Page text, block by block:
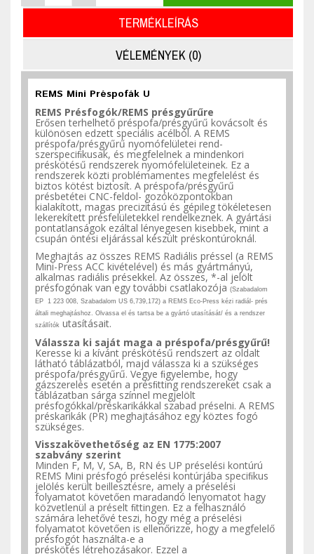
TERMÉKLEÍRÁS
VÉLEMÉNYEK (0)
REMS Mini Préspofák U
REMS Présfogók/REMS présgyűrűre
Erősen terhelhető préspofa/présgyűrű kovácsolt és
különösen edzett speciális acélból. A REMS
préspofa/présgyűrű nyomófelületei rend-
szerspeciﬁkusak, és megfelelnek a mindenkori
préskötésű rendszerek nyomófelületeinek. Ez a
rendszerek közti problémamentes megfelelést és
biztos kötést biztosít. A préspofa/présgyűrű
présbetétei CNC-feldol- gozóközpontokban
kialakított, magas precizitású és gépileg tökéletesen
lekerekített présfelületekkel rendelkeznek. A gyártási
pontatlanságok ezáltal lényegesen kisebbek, mint a
csupán öntési eljárással készült préskontúroknál.
Meghajtás az összes REMS Radiális préssel (a REMS
Mini-Press ACC kivételével) és más gyártmányú,
alkalmas radiális présekkel. Az összes, *-al jelölt
présfogónak van egy további csatlakozója (Szabadalom
EP 1 223 008, Szabadalom US 6,739,172) a REMS Eco-Press kézi radiál- prés
általi meghajtáshoz. Olvassa el és tartsa be a gyártó utasítását/ és a rendszer
szállítók utasításait.
Válassza ki saját maga a préspofa/présgyűrű!
Keresse ki a kívánt préskötésű rendszert az oldalt
láthatótáblázatból, majd válassza ki a szükséges
préspofa/présgyűrű. Vegye ﬁgyelembe, hogy
gázszerelés esetén a présﬁtting rendszereket csak a
táblázatban sárga színnel megjelölt
présfogókkal/préskarikákkal szabad préselni. A REMS
préskarikák (PR) meghajtásához egy köztes fogó
szükséges.
Visszakövethetőség az EN 1775:2007
szabvány szerint
Minden F, M, V, SA, B, RN és UP préselési kontúrú
REMS Mini présfogó préselési kontúrjába speciﬁkus
jelölés került beillesztésre, amely a préselési
folyamatot követően maradandó lenyomatot hagy
közvetlenül a préselt ﬁttingen. Ez a felhasználó
számára lehetővé teszi, hogy még a préselési
folyamatot követően is ellenőrizze, hogy a megfelelő
présfogót használta-e a
préskötés létrehozásakor. Ezzel a